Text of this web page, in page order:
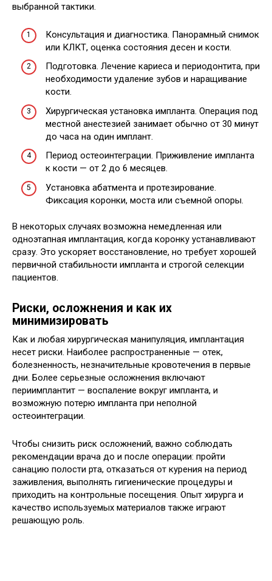
выбранной тактики.
Консультация и диагностика. Панорамный снимок
или КЛКТ, оценка состояния десен и кости.
Подготовка. Лечение кариеса и периодонтита, при
необходимости удаление зубов и наращивание
кости.
Хирургическая установка импланта. Операция под
местной анестезией занимает обычно от 30 минут
до часа на один имплант.
Период остеоинтеграции. Приживление импланта
к кости — от 2 до 6 месяцев.
Установка абатмента и протезирование.
Фиксация коронки, моста или съемной опоры.
В некоторых случаях возможна немедленная или
одноэтапная имплантация, когда коронку устанавливают
сразу. Это ускоряет восстановление, но требует хорошей
первичной стабильности импланта и строгой селекции
пациентов.
Риски, осложнения и как их
минимизировать
Как и любая хирургическая манипуляция, имплантация
несет риски. Наиболее распространенные — отек,
болезненность, незначительные кровотечения в первые
дни. Более серьезные осложнения включают
периимплантит — воспаление вокруг импланта, и
возможную потерю импланта при неполной
остеоинтеграции.
Чтобы снизить риск осложнений, важно соблюдать
рекомендации врача до и после операции: пройти
санацию полости рта, отказаться от курения на период
заживления, выполнять гигиенические процедуры и
приходить на контрольные посещения. Опыт хирурга и
качество используемых материалов также играют
решающую роль.